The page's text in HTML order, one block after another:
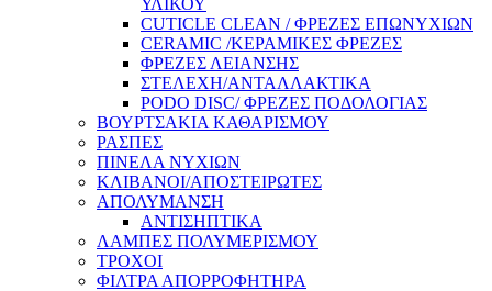
CUTICLE CLEAN / ΦΡΕΖΕΣ ΕΠΩΝΥΧΙΩΝ
CERAMIC /ΚΕΡΑΜΙΚΕΣ ΦΡΕΖΕΣ
ΦΡΕΖΕΣ ΛΕΙΑΝΣΗΣ
ΣΤΕΛΕΧΗ/ΑΝΤΑΛΛΑΚΤΙΚΑ
PODO DISC/ ΦΡΕΖΕΣ ΠΟΔΟΛΟΓΙΑΣ
ΒΟΥΡΤΣΑΚΙΑ ΚΑΘΑΡΙΣΜΟΥ
ΡΑΣΠΕΣ
ΠΙΝΕΛΑ ΝΥΧΙΩΝ
ΚΛΙΒΑΝΟΙ/ΑΠΟΣΤΕΙΡΩΤΕΣ
ΑΠΟΛΥΜΑΝΣΗ
ΑΝΤΙΣΗΠΤΙΚΑ
ΛΑΜΠΕΣ ΠΟΛΥΜΕΡΙΣΜΟΥ
ΤΡΟΧΟΙ
ΦΙΛΤΡΑ ΑΠΟΡΡΟΦΗΤΗΡΑ